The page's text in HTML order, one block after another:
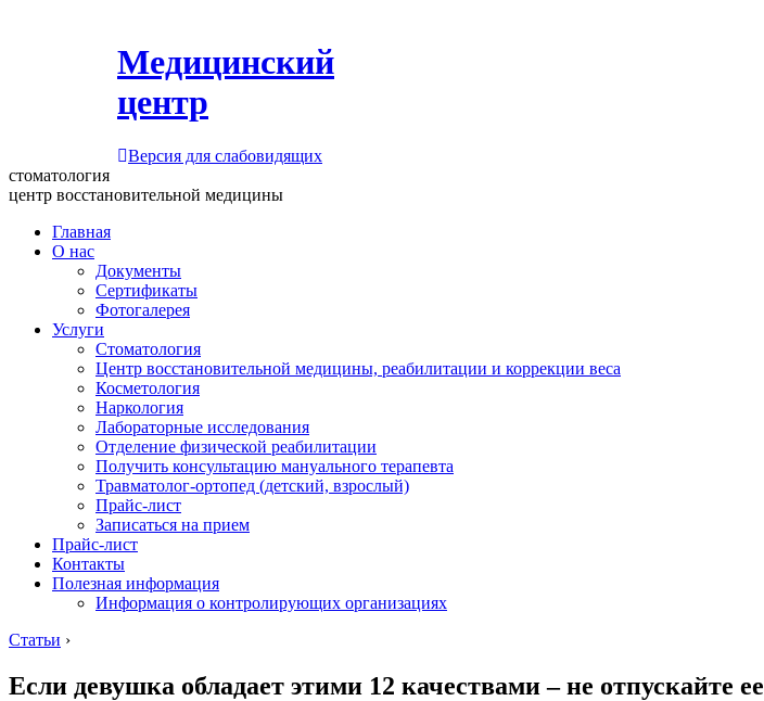
Медицинский
центр
Версия для слабовидящих
стоматология
центр восстановительной медицины
Главная
О нас
Документы
Сертификаты
Фотогалерея
Услуги
Стоматология
Центр восстановительной медицины, реабилитации и коррекции веса
Косметология
Наркология
Лабораторные исследования
Отделение физической реабилитации
Получить консультацию мануального терапевта
Травматолог-ортопед (детский, взрослый)
Прайс-лист
Записаться на прием
Прайс-лист
Контакты
Полезная информация
Информация о контролирующих организациях
Статьи ›
Если девушка обладает этими 12 качествами – не отпускайте ее